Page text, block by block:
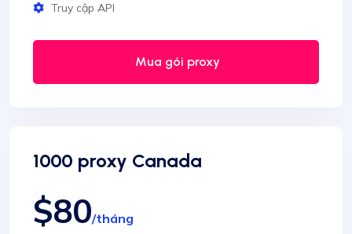
Truy cập API
Mua gói proxy
1000 proxy Canada
$80/tháng